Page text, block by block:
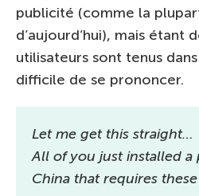
publicité (comme la
d’aujourd’hui), mais étant
utilisateurs sont tenus
difficile de se prononcer.
Let me get this straight…
All of you just installed
China that requires